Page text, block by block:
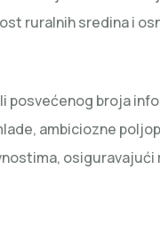
ruralnih sredina i
posvećenog broja
ambiciozne